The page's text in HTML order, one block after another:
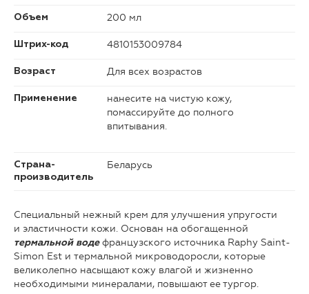
Объем 200 мл
Штрих-код 4810153009784
Возраст Для всех возрастов
Применение
нанесите на чистую кожу,
помассируйте до полного
впитывания.
Страна-
производитель
Беларусь
Специальный нежный крем для улучшения упругости
и эластичности кожи. Основан на обогащенной
термальной воде французского источника Raphy Saint-
Simon Est и термальной микроводоросли, которые
великолепно насыщают кожу влагой и жизненно
необходимыми минералами, повышают ее тургор.